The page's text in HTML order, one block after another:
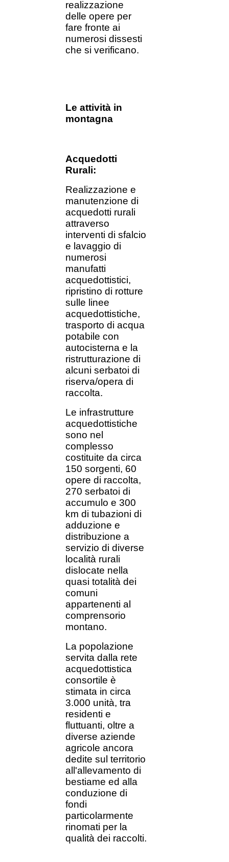
realizzazione
delle opere per
fare fronte ai
numerosi dissesti
che si verificano.
Le attività in
montagna
Acquedotti
Rurali:
Realizzazione e
manutenzione di
acquedotti rurali
attraverso
interventi di sfalcio
e lavaggio di
numerosi
manufatti
acquedottistici,
ripristino di rotture
sulle linee
acquedottistiche,
trasporto di acqua
potabile con
autocisterna e la
ristrutturazione di
alcuni serbatoi di
riserva/opera di
raccolta.
Le infrastrutture
acquedottistiche
sono nel
complesso
costituite da circa
150 sorgenti, 60
opere di raccolta,
270 serbatoi di
accumulo e 300
km di tubazioni di
adduzione e
distribuzione a
servizio di diverse
località rurali
dislocate nella
quasi totalità dei
comuni
appartenenti al
comprensorio
montano.
La popolazione
servita dalla rete
acquedottistica
consortile è
stimata in circa
3.000 unità, tra
residenti e
fluttuanti, oltre a
diverse aziende
agricole ancora
dedite sul territorio
all'allevamento di
bestiame ed alla
conduzione di
fondi
particolarmente
rinomati per la
qualità dei raccolti.